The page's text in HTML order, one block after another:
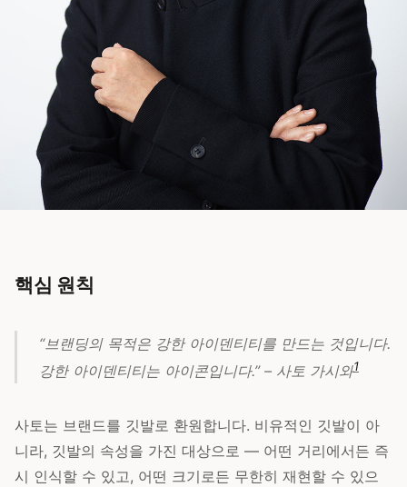
핵심 원칙
“브랜딩의 목적은 강한 아이덴티티를 만드는 것입니다.
강한 아이덴티티는 아이콘입니다.” – 사토 가시와1
사토는 브랜드를 깃발로 환원합니다. 비유적인 깃발이 아
니라, 깃발의 속성을 가진 대상으로 — 어떤 거리에서든 즉
시 인식할 수 있고, 어떤 크기로든 무한히 재현할 수 있으